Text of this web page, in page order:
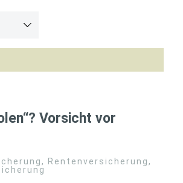
Vorsicht vor
, Rentenversicherung ,